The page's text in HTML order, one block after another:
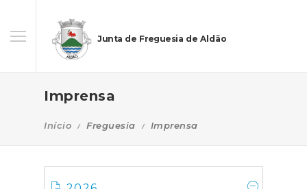
Junta de Freguesia de Aldão
Imprensa
Início Freguesia Imprensa